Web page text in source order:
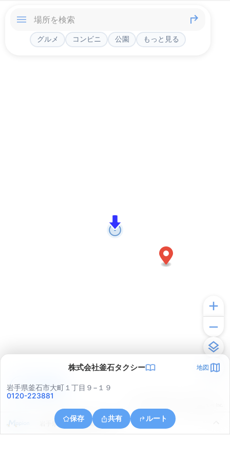
グルメ コンビニ 公園 もっと見る
株式会社釜石タクシー 地図
岩手県釜石市大町１丁目９−１９
0120-223881
保存 共有 ルート
岩手県釜石市釜石第７地割
アプリで見る